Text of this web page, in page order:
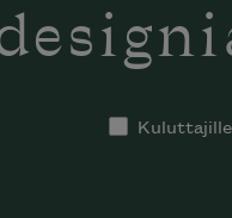
Kuluttajille